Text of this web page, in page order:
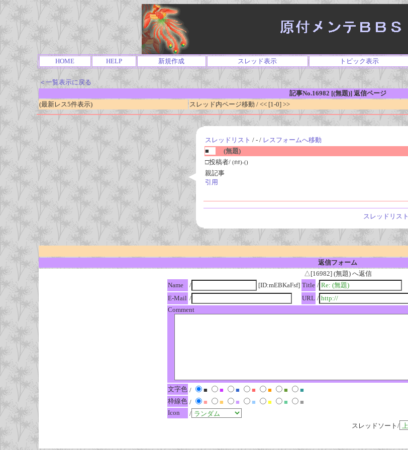
HOME HELP 新規作成 スレッド表示 トピック表示
＜一覧表示に戻る
記事No.16982 [(無題)] 返信ページ
(最新レス5件表示)
スレッド内ページ移動 / << [1-0] >>
スレッドリスト / - / レスフォームへ移動
■
(無題)
□投稿者/ (##)-()
親記事
引用
スレッドリスト
返信フォーム
△[16982] (無題) へ返信
Name
/ [ID:mEBKaFsf] Title /
E-Mail / URL /
Comment
文字色 / ■ ■ ■ ■ ■ ■
■
枠線色 / ■ ■ ■ ■ ■ ■
■
Icon
/
スレッドソート/